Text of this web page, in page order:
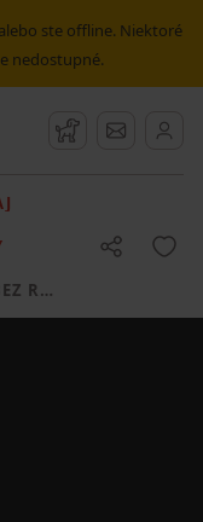
ste offline. Niektoré
nedostupné.
Strážny pes
Správy